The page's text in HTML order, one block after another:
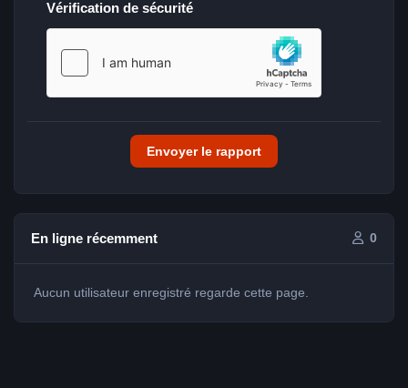
Vérification de sécurité
Envoyer le rapport
En ligne récemment 0
Aucun utilisateur enregistré regarde cette page.